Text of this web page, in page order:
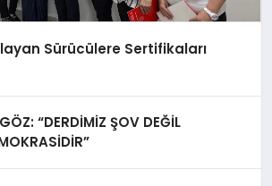
Sürücülere Sertifikaları
“DERDİMİZ ŞOV DEĞİL